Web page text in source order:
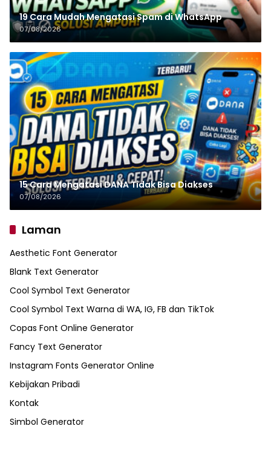
19 Cara Mudah Mengatasi Spam di WhatsApp
07/08/2026
15 Cara Mengatasi DANA Tidak Bisa Diakses
07/08/2026
Laman
Aesthetic Font Generator
Blank Text Generator
Cool Symbol Text Generator
Cool Symbol Text Warna di WA, IG, FB dan TikTok
Copas Font Online Generator
Fancy Text Generator
Instagram Fonts Generator Online
Kebijakan Pribadi
Kontak
Simbol Generator